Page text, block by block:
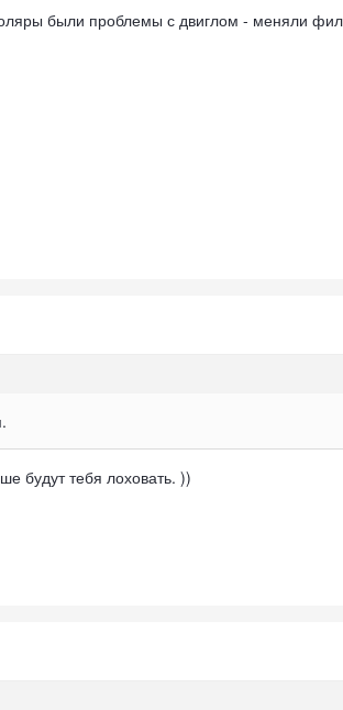
были проблемы с двиглом - меняли
будут тебя лоховать. ))